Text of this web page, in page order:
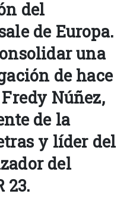
del
de Europa.
una
de hace
Núñez,
de la
y líder del
del
23.